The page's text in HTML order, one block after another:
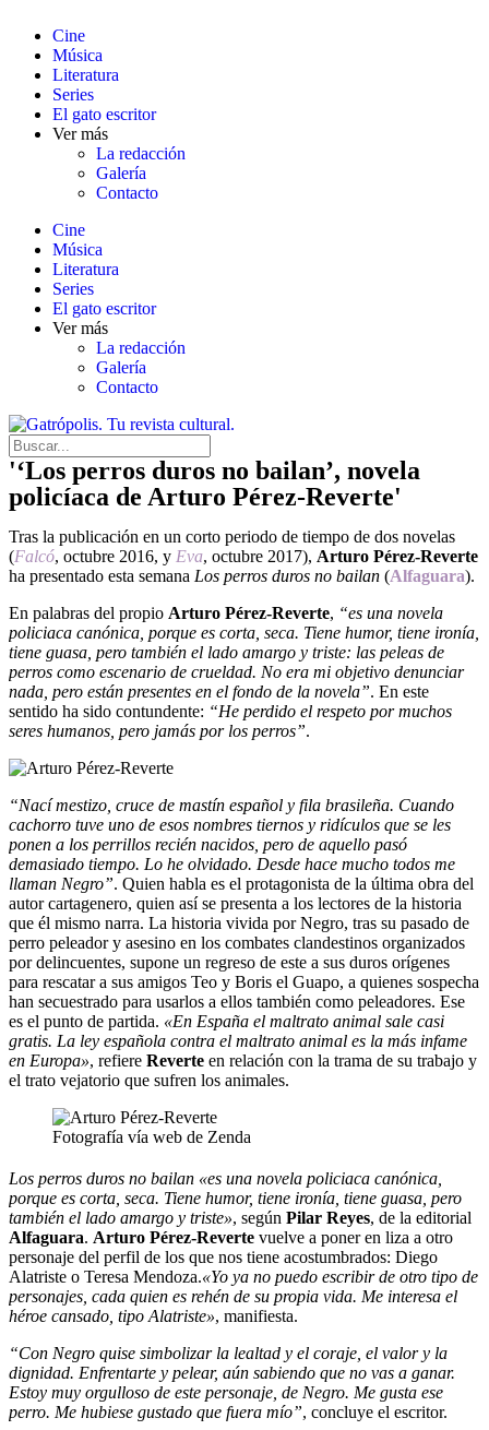
Cine
Música
Literatura
Series
El gato escritor
Ver más
La redacción
Galería
Contacto
Cine
Música
Literatura
Series
El gato escritor
Ver más
La redacción
Galería
Contacto
'‘Los perros duros no bailan’, novela
policíaca de Arturo Pérez-Reverte'
Tras la publicación en un corto periodo de tiempo de dos novelas
(Falcó, octubre 2016, y Eva, octubre 2017), Arturo Pérez-Reverte
ha presentado esta semana Los perros duros no bailan (Alfaguara).
En palabras del propio Arturo Pérez-Reverte, “es una novela
policiaca canónica, porque es corta, seca. Tiene humor, tiene ironía,
tiene guasa, pero también el lado amargo y triste: las peleas de
perros como escenario de crueldad. No era mi objetivo denunciar
nada, pero están presentes en el fondo de la novela”. En este
sentido ha sido contundente: “He perdido el respeto por muchos
seres humanos, pero jamás por los perros”.
“Nací mestizo, cruce de mastín español y fila brasileña. Cuando
cachorro tuve uno de esos nombres tiernos y ridículos que se les
ponen a los perrillos recién nacidos, pero de aquello pasó
demasiado tiempo. Lo he olvidado. Desde hace mucho todos me
llaman Negro”. Quien habla es el protagonista de la última obra del
autor cartagenero, quien así se presenta a los lectores de la historia
que él mismo narra. La historia vivida por Negro, tras su pasado de
perro peleador y asesino en los combates clandestinos organizados
por delincuentes, supone un regreso de este a sus duros orígenes
para rescatar a sus amigos Teo y Boris el Guapo, a quienes sospecha
han secuestrado para usarlos a ellos también como peleadores. Ese
es el punto de partida. «En España el maltrato animal sale casi
gratis. La ley española contra el maltrato animal es la más infame
en Europa», refiere Reverte en relación con la trama de su trabajo y
el trato vejatorio que sufren los animales.
Fotografía vía web de Zenda
Los perros duros no bailan «es una novela policiaca canónica,
porque es corta, seca. Tiene humor, tiene ironía, tiene guasa, pero
también el lado amargo y triste», según Pilar Reyes, de la editorial
Alfaguara. Arturo Pérez-Reverte vuelve a poner en liza a otro
personaje del perfil de los que nos tiene acostumbrados: Diego
Alatriste o Teresa Mendoza.«Yo ya no puedo escribir de otro tipo de
personajes, cada quien es rehén de su propia vida. Me interesa el
héroe cansado, tipo Alatriste», manifiesta.
“Con Negro quise simbolizar la lealtad y el coraje, el valor y la
dignidad. Enfrentarte y pelear, aún sabiendo que no vas a ganar.
Estoy muy orgulloso de este personaje, de Negro. Me gusta ese
perro. Me hubiese gustado que fuera mío”, concluye el escritor.